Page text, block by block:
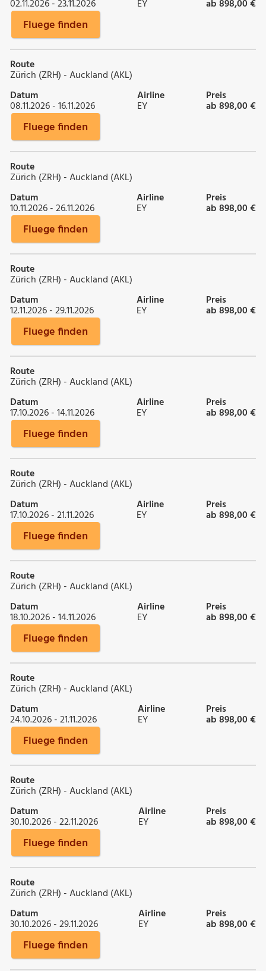
02.11.2026 - 23.11.2026 EY ab 898,00 €
Fluege finden
Route
Zürich (ZRH) - Auckland (AKL)
Datum
08.11.2026 - 16.11.2026
Airline
EY
Preis
ab 898,00 €
Fluege finden
Route
Zürich (ZRH) - Auckland (AKL)
Datum
10.11.2026 - 26.11.2026
Airline
EY
Preis
ab 898,00 €
Fluege finden
Route
Zürich (ZRH) - Auckland (AKL)
Datum
12.11.2026 - 29.11.2026
Airline
EY
Preis
ab 898,00 €
Fluege finden
Route
Zürich (ZRH) - Auckland (AKL)
Datum
17.10.2026 - 14.11.2026
Airline
EY
Preis
ab 898,00 €
Fluege finden
Route
Zürich (ZRH) - Auckland (AKL)
Datum
17.10.2026 - 21.11.2026
Airline
EY
Preis
ab 898,00 €
Fluege finden
Route
Zürich (ZRH) - Auckland (AKL)
Datum
18.10.2026 - 14.11.2026
Airline
EY
Preis
ab 898,00 €
Fluege finden
Route
Zürich (ZRH) - Auckland (AKL)
Datum
24.10.2026 - 21.11.2026
Airline
EY
Preis
ab 898,00 €
Fluege finden
Route
Zürich (ZRH) - Auckland (AKL)
Datum
30.10.2026 - 22.11.2026
Airline
EY
Preis
ab 898,00 €
Fluege finden
Route
Zürich (ZRH) - Auckland (AKL)
Datum
30.10.2026 - 29.11.2026
Airline
EY
Preis
ab 898,00 €
Fluege finden